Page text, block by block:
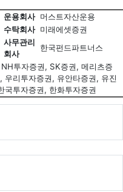
운용회사 머스트자산운용
수탁회사 미래에셋증권
사무관리
회사
한국펀드파트너스
투자증권, SK증권, 메리츠증
우리투자증권, 유안타증권, 유진
국투자증권, 한화투자증권